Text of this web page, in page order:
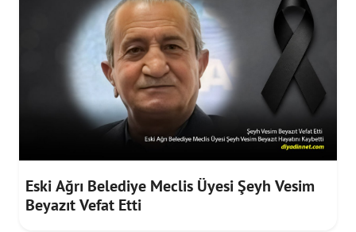
Eski Ağrı Belediye Meclis Üyesi Şeyh Vesim
Beyazıt Vefat Etti